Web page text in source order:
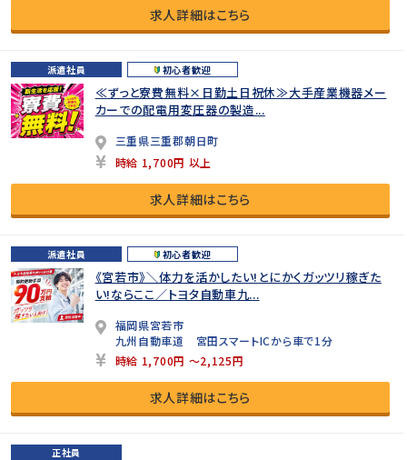
求人詳細はこちら
派遣社員 初心者歓迎
≪ずっと寮費無料×日勤土日祝休≫大手産業機器メー
カーでの配電用変圧器の製造...
三重県三重郡朝日町
時給 1,700円 以上
求人詳細はこちら
派遣社員 初心者歓迎
《宮若市》＼体力を活かしたい!とにかくガッツリ稼ぎた
い!ならここ／トヨタ自動車九...
福岡県宮若市
九州自動車道 宮田スマートICから車で1分
時給 1,700円 ～2,125円
求人詳細はこちら
正社員